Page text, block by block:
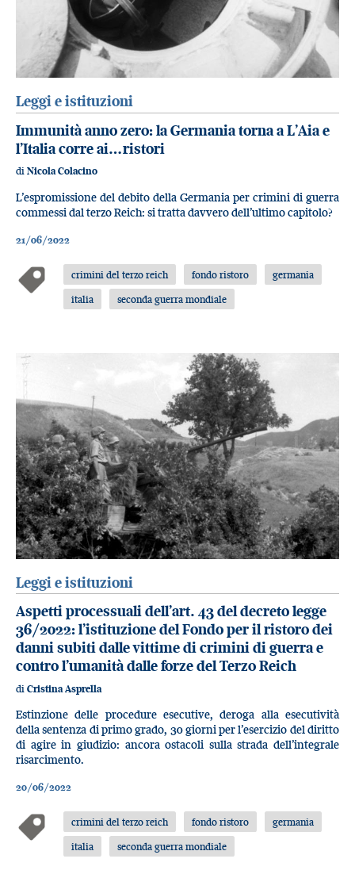
Leggi e istituzioni
Immunità anno zero: la Germania torna a L’Aia e
l’Italia corre ai…ristori
di Nicola Colacino
L’espromissione del debito della Germania per crimini di guerra
commessi dal terzo Reich: si tratta davvero dell’ultimo capitolo?
21/06/2022
crimini del terzo reich fondo ristoro
germania
italia
seconda guerra mondiale
Leggi e istituzioni
Aspetti processuali dell’art. 43 del decreto legge
36/2022: l’istituzione del Fondo per il ristoro dei
danni subiti dalle vittime di crimini di guerra e
contro l’umanità dalle forze del Terzo Reich
di Cristina Asprella
Estinzione delle procedure esecutive, deroga alla esecutività
della sentenza di primo grado, 30 giorni per l’esercizio del diritto
di agire in giudizio: ancora ostacoli sulla strada dell’integrale
risarcimento.
20/06/2022
crimini del terzo reich fondo ristoro
germania
italia
seconda guerra mondiale